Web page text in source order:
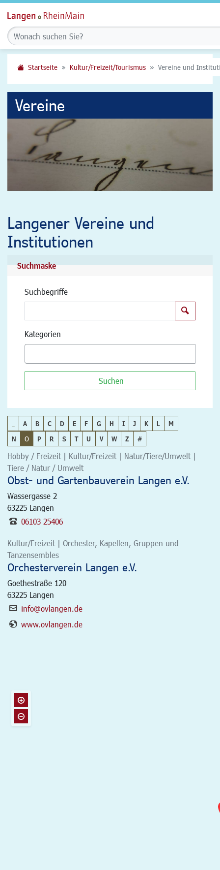
Startseite Kultur/Freizeit/Tourismus Vereine und
Vereine
Langener Vereine und
Institutionen
Suchmaske
Suchbegriffe
Kategorien
Suchen
A B C D E F G H I J K L
M
N
O P R S T U V W Z #
Hobby / Freizeit | Kultur/Freizeit | Natur/Tiere/Umwelt |
Tiere / Natur / Umwelt
Obst- und Gartenbauverein Langen e.V.
Wassergasse 2
63225 Langen
06103 25406
Kultur/Freizeit | Orchester, Kapellen, Gruppen und
Tanzensembles
Orchesterverein Langen e.V.
Goethestraße 120
63225 Langen
info@ovlangen.de
www.ovlangen.de